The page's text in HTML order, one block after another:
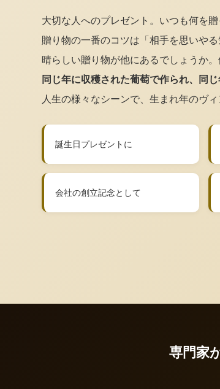
大切な人へのプレゼント。いつも何を
贈り物の一番のコツは「相手を思いやる
晴らしい贈り物が他にあるでしょうか
同じ年に収穫された葡萄で作られ、同
人生の様々なシーンで、生まれ年のヴ
誕生日プレゼントに
会社の創立記念として
専門家